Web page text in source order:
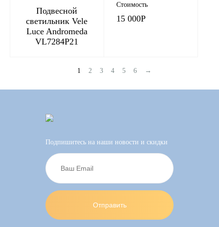
Подвесной
светильник Vele
Luce Andromeda
VL7284P21
Стоимость
15 000Р
1 2 3 4 5 6 →
Подпишитесь на наши новости и скидки